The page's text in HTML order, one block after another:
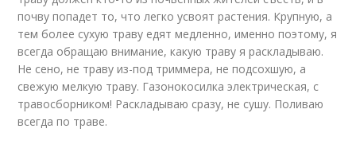
почву попадет то, что легко усвоят растения. Крупную, а
тем более сухую траву едят медленно, именно поэтому, я
всегда обращаю внимание, какую траву я раскладываю.
Не сено, не траву из-под триммера, не подсохшую, а
свежую мелкую траву. Газонокосилка электрическая, с
травосборником! Раскладываю сразу, не сушу. Поливаю
всегда по траве.